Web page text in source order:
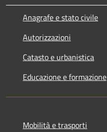
Anagrafe e stato civile
Autorizzazioni
Catasto e urbanistica
Educazione e formazione
Mobilità e trasporti